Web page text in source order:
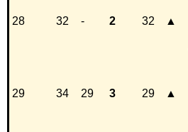
28 32 - 2 32 ▲
29 34 29 3 29 ▲